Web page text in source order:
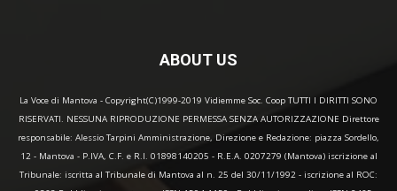
ABOUT US
La Voce di Mantova - Copyright(C)1999-2019 Vidiemme Soc. Coop TUTTI I DIRITTI SONO
RISERVATI. NESSUNA RIPRODUZIONE PERMESSA SENZA AUTORIZZAZIONE Direttore
responsabile: Alessio Tarpini Amministrazione, Direzione e Redazione: piazza Sordello,
12 - Mantova - P.IVA, C.F. e R.I. 01898140205 - R.E.A. 0207279 (Mantova) iscrizione al
Tribunale: iscritta al Tribunale di Mantova al n. 25 del 30/11/1992 - iscrizione al ROC: